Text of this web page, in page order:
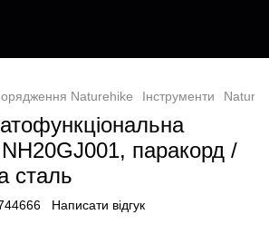
Naturehike Інструменти
паракорд /
сталь
Написати відгук